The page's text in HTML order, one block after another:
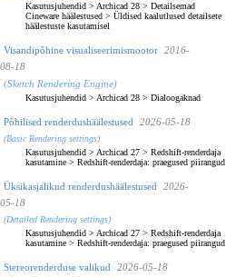
Kasutusjuhendid > Archicad 28 > Detailsemad
Cineware häälestused > Üldised kaalutlused detailsete
häälestuste kasutamisel
Visandipõhine visualiseerimismootor
2016-
08-18
(Sketch Rendering Engine)
Kasutusjuhendid > Archicad 28 > Dialoogaknad
Põhilised renderdushäälestused 2026-05-18
(Basic Rendering settings)
Kasutusjuhendid > Archicad 27 > Redshift-renderdaja
kasutamine > Redshift-renderdaja: praegused piirangud
Üksikasjalikud renderdushäälestused
2026-
05-18
(Detailed Rendering settings)
Kasutusjuhendid > Archicad 27 > Redshift-renderdaja
kasutamine > Redshift-renderdaja: praegused piirangud
Stereorenderduse valikud 2026-05-18